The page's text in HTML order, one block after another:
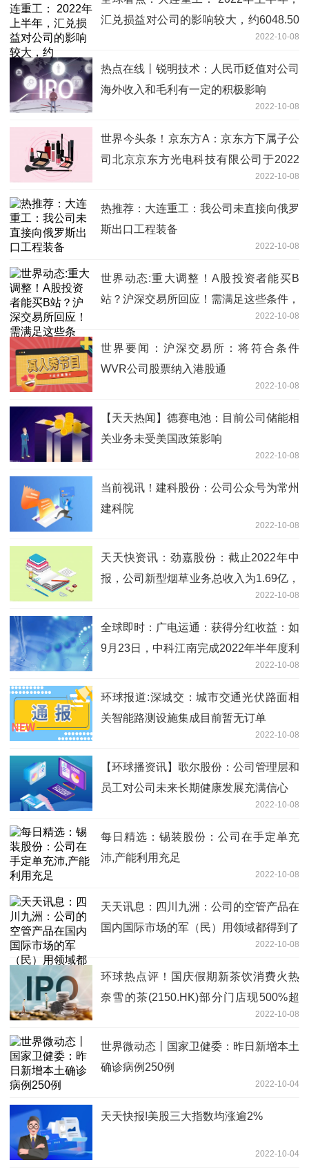
汇兑损益对公司的影响较大，约6048.50
2022-10-08
热点在线丨锐明技术：人民币贬值对公司
海外收入和毛利有一定的积极影响
2022-10-08
世界今头条！京东方A：京东方下属子公
司北京京东方光电科技有限公司于2022
年9月27日已成功获得“视力矫正仪的控制
方法、视力矫正仪和计算机存储介质”的
专利授权
2022-10-08
热推荐：大连重工：我公司未直接向俄罗
斯出口工程装备
2022-10-08
世界动态:重大调整！A股投资者能买B
站？沪深交易所回应！需满足这些条件，
2022-10-08
世界要闻：沪深交易所：将符合条件
WVR公司股票纳入港股通
2022-10-08
【天天热闻】德赛电池：目前公司储能相
关业务未受美国政策影响
2022-10-08
当前视讯！建科股份：公司公众号为常州
建科院
2022-10-08
天天快资讯：劲嘉股份：截止2022年中
报，公司新型烟草业务总收入为1.69亿，
同比增速297.53%，占总收入的6.40%
2022-10-08
全球即时：广电运通：获得分红收益：如
9月23日，中科江南完成2022年半年度利
润分配，每 10 股派发现金红利 10.00 元
（含税），公司获得现金分红3,726万元
2022-10-08
环球报道:深城交：城市交通光伏路面相
关智能路测设施集成目前暂无订单
2022-10-08
【环球播资讯】歌尔股份：公司管理层和
员工对公司未来长期健康发展充满信心
2022-10-08
每日精选：锡装股份：公司在手定单充
沛,产能利用充足
2022-10-08
天天讯息：四川九洲：公司的空管产品在
国内国际市场的军（民）用领域都得到了
2022-10-08
环球热点评！国庆假期新茶饮消费火热
奈雪的茶(2150.HK)部分门店现500%超
2022-10-08
世界微动态丨国家卫健委：昨日新增本土
确诊病例250例
2022-10-04
天天快报!美股三大指数均涨逾2%
2022-10-04